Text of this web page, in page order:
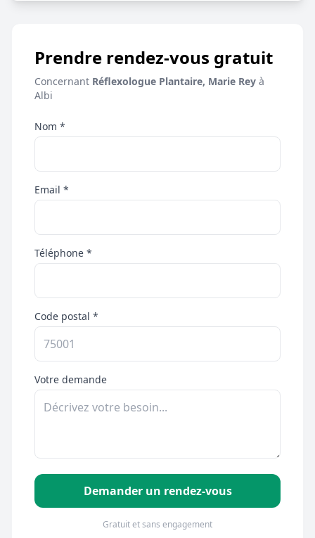
Prendre rendez-vous gratuit
Concernant Réflexologue Plantaire, Marie Rey à
Albi
Nom *
Email *
Téléphone *
Code postal *
Votre demande
Demander un rendez-vous
Gratuit et sans engagement